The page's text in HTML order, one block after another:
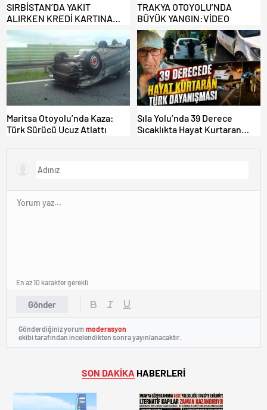
SIRBİSTAN’DA YAKIT
ALIRKEN KREDİ KARTINA
DİKKAT: MAĞDUR OLMAYIN!
TRAKYA OTOYOLU’NDA
BÜYÜK YANGIN:VİDEO
Maritsa Otoyolu’nda Kaza:
Türk Sürücü Ucuz Atlattı
Sıla Yolu’nda 39 Derece
Sıcaklıkta Hayat Kurtaran
Gönder
En az 10 karakter gerekli
Gönderdiğiniz yorum moderasyon
ekibi tarafından incelendikten sonra yayınlanacaktır.
SON DAKİKA HABERLERİ